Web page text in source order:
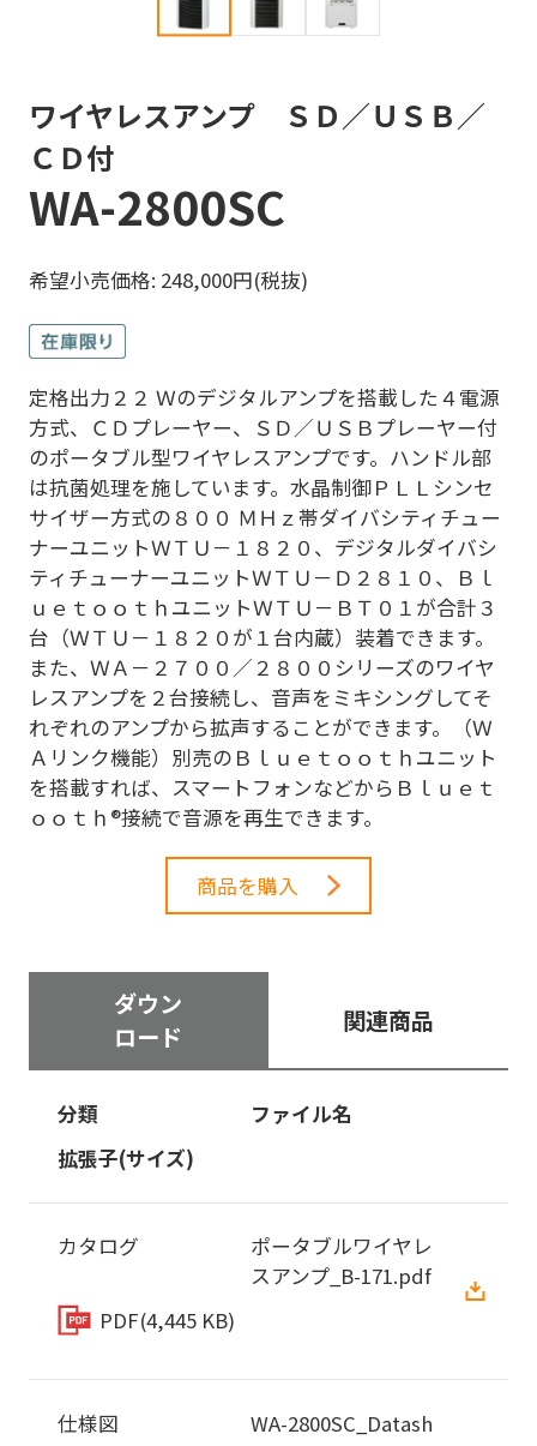
ワイヤレスアンプ ＳＤ／ＵＳＢ／
ＣＤ付
WA-2800SC
希望小売価格: 248,000円(税抜)
定格出力２２ Ｗのデジタルアンプを搭載した４電源
方式、ＣＤプレーヤー、ＳＤ／ＵＳＢプレーヤー付
のポータブル型ワイヤレスアンプです。ハンドル部
は抗菌処理を施しています。水晶制御ＰＬＬシンセ
サイザー方式の８００ ＭＨｚ帯ダイバシティチュー
ナーユニットＷＴＵ－１８２０、デジタルダイバシ
ティチューナーユニットＷＴＵ－Ｄ２８１０、Ｂｌ
ｕｅｔｏｏｔｈユニットＷＴＵ－ＢＴ０１が合計３
台（ＷＴＵ－１８２０が１台内蔵）装着できます。
また、ＷＡ－２７００／２８００シリーズのワイヤ
レスアンプを２台接続し、音声をミキシングしてそ
れぞれのアンプから拡声することができます。（Ｗ
Ａリンク機能）別売のＢｌｕｅｔｏｏｔｈユニット
を搭載すれば、スマートフォンなどからＢｌｕｅｔ
ｏｏｔｈ®接続で音源を再生できます。
商品を購入
ダウン
ロード
関連商品
分類
ファイル名
拡張子(サイズ)
カタログ
ポータブルワイヤレ
スアンプ_B-171.pdf
PDF(4,445 KB)
仕様図
WA-2800SC_Datash